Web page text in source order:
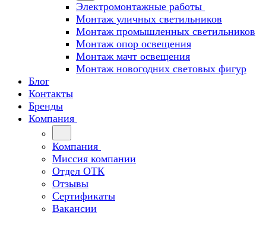
Электромонтажные работы
Монтаж уличных светильников
Монтаж промышленных светильников
Монтаж опор освещения
Монтаж мачт освещения
Монтаж новогодних световых фигур
Блог
Контакты
Бренды
Компания
Компания
Миссия компании
Отдел ОТК
Отзывы
Сертификаты
Вакансии